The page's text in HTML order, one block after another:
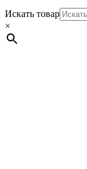
Искать товар
×